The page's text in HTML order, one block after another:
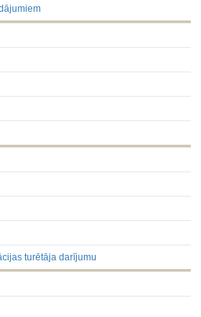
turētāja darījumu